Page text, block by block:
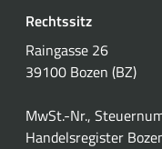
Rechtssitz
Raingasse 26
39100 Bozen (BZ)
MwSt.-Nr.,
Handelsregister